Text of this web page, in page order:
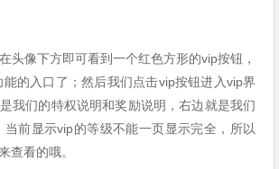
头像下方即可看到一个红色方形的vip按钮，
的入口了；然后我们点击vip按钮进入vip界
我们的特权说明和奖励说明，右边就是我们
前显示vip的等级不能一页显示完全，所以
查看的哦。